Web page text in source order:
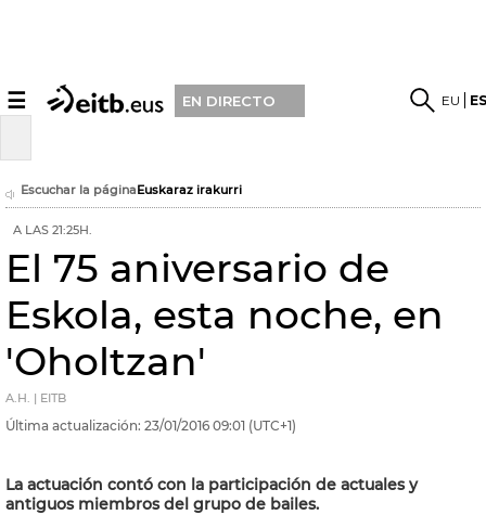
☰ EN DIRECTO EU
Escuchar la páginaEuskaraz irakurri
A LAS 21:25H.
El 75 aniversario de
Eskola, esta noche, en
'Oholtzan'
A.H. | EITB
Última actualización: 23/01/2016 09:01 (UTC+1)
La actuación contó con la participación de actuales y
antiguos miembros del grupo de bailes.